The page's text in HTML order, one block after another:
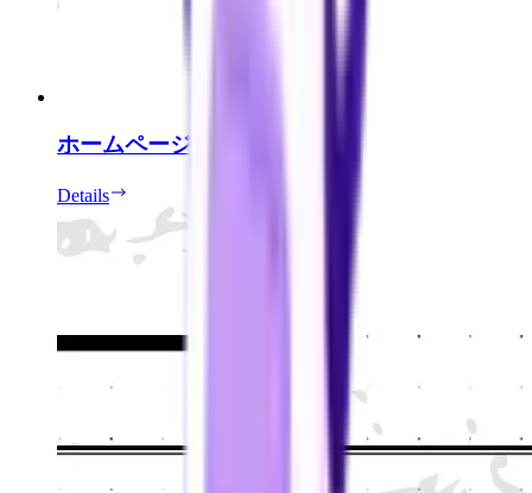
ホームページ制作
Details